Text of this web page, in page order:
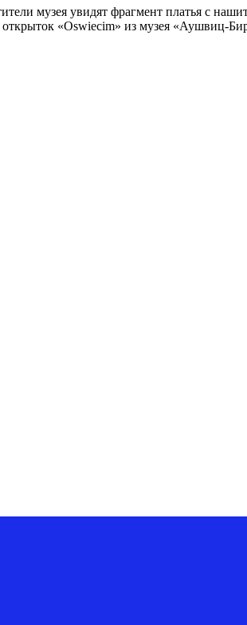
музея увидят фрагмент платья с
«Oswiecim» из музея «Аушвиц-